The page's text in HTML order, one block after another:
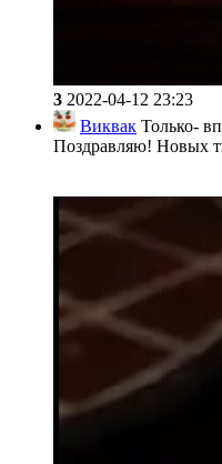
3 2022-04-12 23:23
Виквак Только-
Поздравляю! Новых